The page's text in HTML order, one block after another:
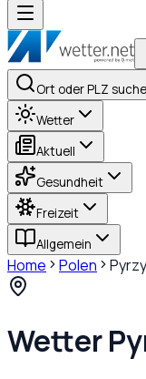
Ort oder PLZ
Wetter
Aktuell
Gesundheit
Freizeit
Allgemein
Home Polen
Wetter